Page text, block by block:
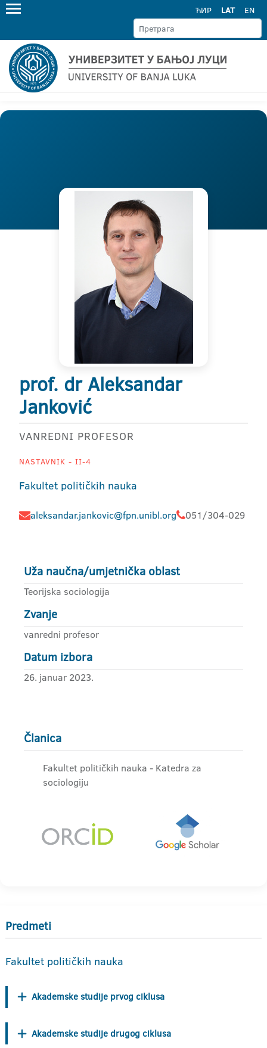
ЋИР LAT EN
prof. dr Aleksandar
Janković
VANREDNI PROFESOR
NASTAVNIK - II-4
Fakultet političkih nauka
aleksandar.jankovic@fpn.unibl.org 051/304-029
Uža naučna/umjetnička oblast
Teorijska sociologija
Zvanje
vanredni profesor
Datum izbora
26. januar 2023.
Članica
Fakultet političkih nauka - Katedra za
sociologiju
Predmeti
Fakultet političkih nauka
Akademske studije prvog ciklusa
Akademske studije drugog ciklusa